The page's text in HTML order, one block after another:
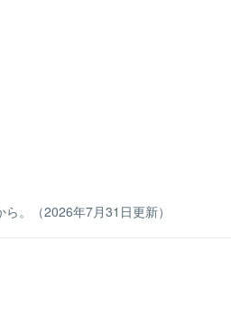
。（2026年7月31日更新）